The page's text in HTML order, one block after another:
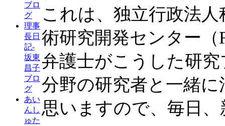
ブロ
グ
理事
長日
記-
坂東
昌子
ブロ
グ
あい
んし
ゅた
これは、独立行政法
術研究開発センター
弁護士がこうした研
分野の研究者と一緒
思いますので、毎日